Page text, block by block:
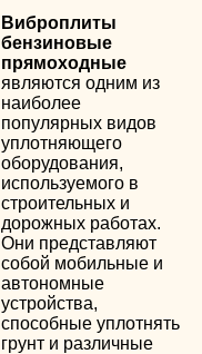
Виброплиты
бензиновые
прямоходные
являются одним из
наиболее
популярных видов
уплотняющего
оборудования,
используемого в
строительных и
дорожных работах.
Они представляют
собой мобильные и
автономные
устройства,
способные уплотнять
грунт и различные